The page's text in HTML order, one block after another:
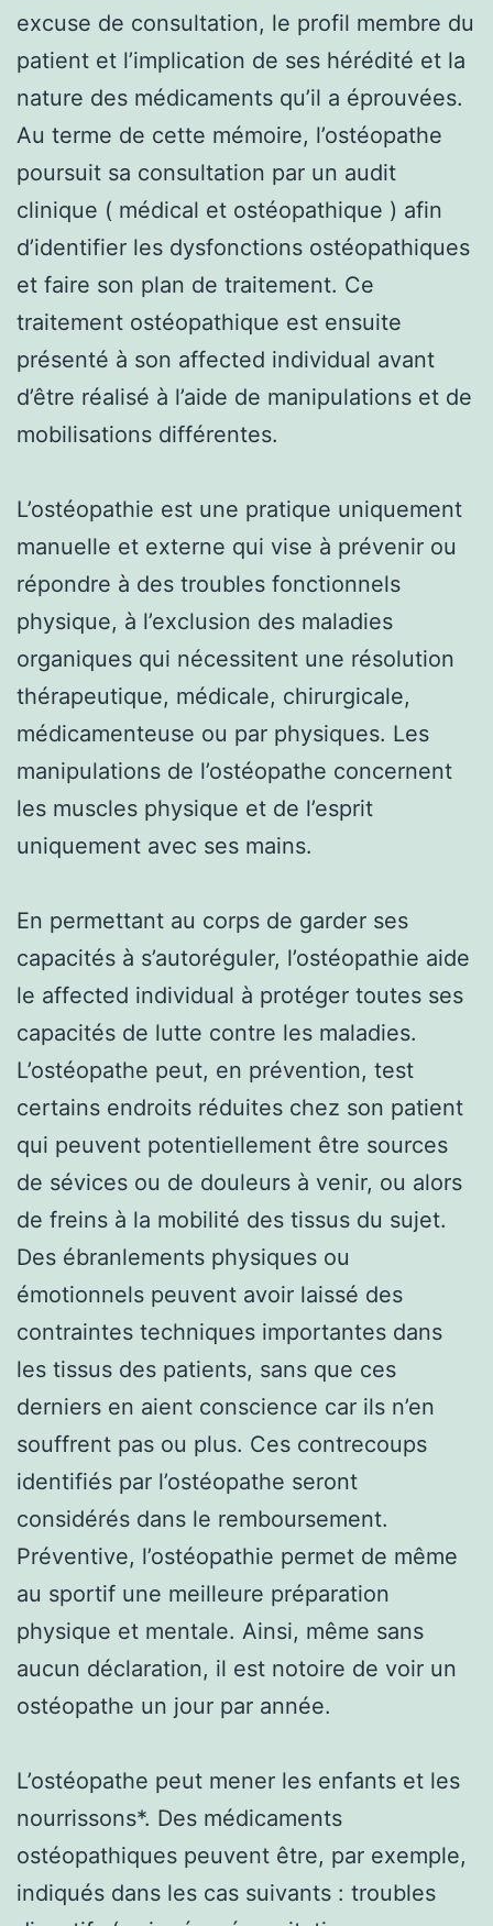
excuse de consultation, le profil membre du
patient et l’implication de ses hérédité et la
nature des médicaments qu’il a éprouvées.
Au terme de cette mémoire, l’ostéopathe
poursuit sa consultation par un audit
clinique ( médical et ostéopathique ) afin
d’identifier les dysfonctions ostéopathiques
et faire son plan de traitement. Ce
traitement ostéopathique est ensuite
présenté à son affected individual avant
d’être réalisé à l’aide de manipulations et de
mobilisations différentes.
L’ostéopathie est une pratique uniquement
manuelle et externe qui vise à prévenir ou
répondre à des troubles fonctionnels
physique, à l’exclusion des maladies
organiques qui nécessitent une résolution
thérapeutique, médicale, chirurgicale,
médicamenteuse ou par physiques. Les
manipulations de l’ostéopathe concernent
les muscles physique et de l’esprit
uniquement avec ses mains.
En permettant au corps de garder ses
capacités à s’autoréguler, l’ostéopathie aide
le affected individual à protéger toutes ses
capacités de lutte contre les maladies.
L’ostéopathe peut, en prévention, test
certains endroits réduites chez son patient
qui peuvent potentiellement être sources
de sévices ou de douleurs à venir, ou alors
de freins à la mobilité des tissus du sujet.
Des ébranlements physiques ou
émotionnels peuvent avoir laissé des
contraintes techniques importantes dans
les tissus des patients, sans que ces
derniers en aient conscience car ils n’en
souffrent pas ou plus. Ces contrecoups
identifiés par l’ostéopathe seront
considérés dans le remboursement.
Préventive, l’ostéopathie permet de même
au sportif une meilleure préparation
physique et mentale. Ainsi, même sans
aucun déclaration, il est notoire de voir un
ostéopathe un jour par année.
L’ostéopathe peut mener les enfants et les
nourrissons*. Des médicaments
ostéopathiques peuvent être, par exemple,
indiqués dans les cas suivants : troubles